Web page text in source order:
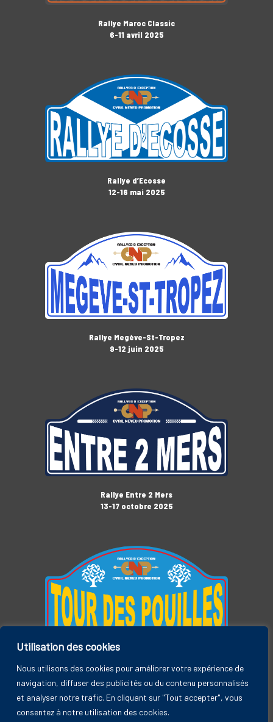
Utilisation des cookies
Nous utilisons des cookies pour améliorer votre expérience de
navigation, diffuser des publicités ou du contenu personnalisés
et analyser notre trafic. En cliquant sur "Tout accepter", vous
consentez à notre utilisation des cookies.
Rallye Maroc Classic
6-11 avril 2025
Rallye d’Ecosse
12-16 mai 2025
Rallye Megève-St-Tropez
9-12 juin 2025
Rallye Entre 2 Mers
13-17 octobre 2025
Tour des Pouilles